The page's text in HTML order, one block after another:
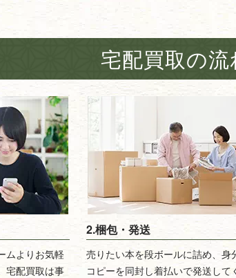
宅配買取の流
ムよりお気軽
宅配買取は事
2.梱包・発送
売りたい本を段ボールに詰め、身
コピーを同封し着払いで発送して